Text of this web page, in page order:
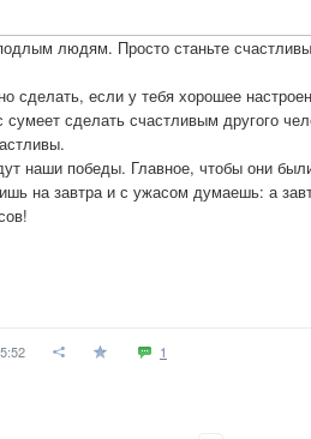
людям. Просто станьте
сделать, если у тебя хорошее
сделать счастливым другого
наши победы. Главное, чтобы они
на завтра и с ужасом думаешь: а
1